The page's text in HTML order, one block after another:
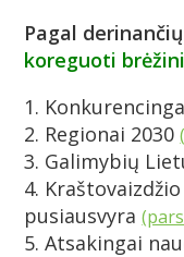
Pagal
koreguoti
1.
2. Regionai 2030
3. Galimybių
4.
pusiausvyra
5. Atsakingai